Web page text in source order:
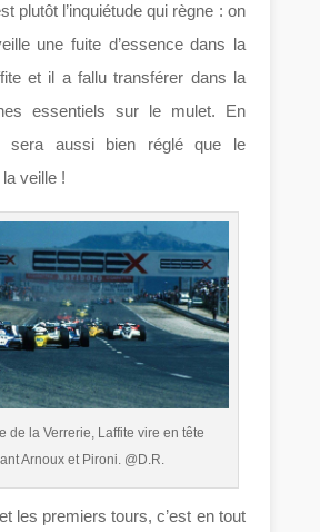
plutôt l’inquiétude qui règne : on
une fuite d’essence dans la
et il a fallu transférer dans la
essentiels sur le mulet. En
sera aussi bien réglé que le
veille !
de la Verrerie, Laffite vire en tête
Arnoux et Pironi. @D.R.
les premiers tours, c’est en tout